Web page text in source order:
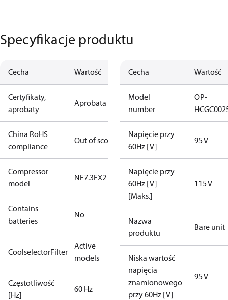
Specyfikacje produktu
Cecha Wartość
Certyfikaty,
aprobaty
Aprobata UL
China RoHS
compliance
Out of scope
Compressor
model
NF7.3FX2
Contains
batteries
No
CoolselectorFilter
Active
models
Częstotliwość
[Hz]
60 Hz
Cecha Wartość
Model
number
OP-
Napięcie przy
60Hz [V]
95 V
Napięcie przy
60Hz [V]
[Maks.]
115 V
Nazwa
produktu
Bare unit
Niska wartość
napięcia
znamionowego
przy 60Hz [V]
95 V